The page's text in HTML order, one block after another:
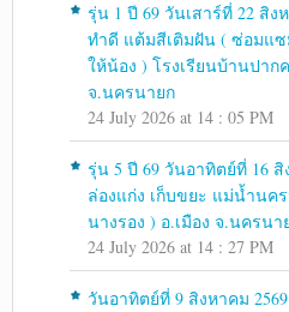
รุ่น 1 ปี 69 วันเสาร์ที่ 22 สิง
ทำดี แต้มสีเติมฝัน ( ซ่อมแซ
ให้น้อง ) โรงเรียนบ้านปาก
จ.นครนายก
24 July 2026 at 14 : 05 PM
รุ่น 5 ปี 69 วันอาทิตย์ที่ 16 สิ
ล่องแก่ง เก็บขยะ แม่น้ำนค
นางรอง ) อ.เมือง จ.นครนา
24 July 2026 at 14 : 27 PM
วันอาทิตย์ที่ 9 สิงหาคม